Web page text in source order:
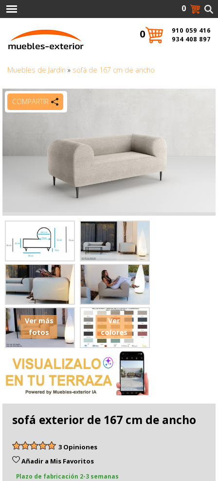
Muebles de Jardín » sofá de 167 cm de ancho
COMPARTIR
Ver más
fotos
Ver
colores
sofá exterior de 167 cm de ancho
3 Opiniones
Añadir a Mis Favoritos
Plazo de fabricación 2-3 semanas
910 059 416
934 408 897
0
0